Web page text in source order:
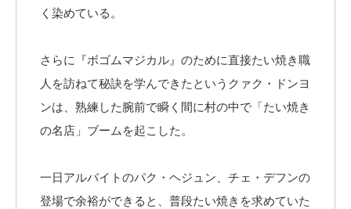
く染めている。
さらに『ボゴムマジカル』のために直接たい焼き職
人を訪ねて秘訣を学んできたというクァク・ドンヨ
ンは、熟練した腕前で瞬く間に村の中で「たい焼き
の名店」ブームを起こした。
一日アルバイトのパク・ヘジュン、チェ・デフンの
登場で余裕ができると、普段たい焼きを求めていた